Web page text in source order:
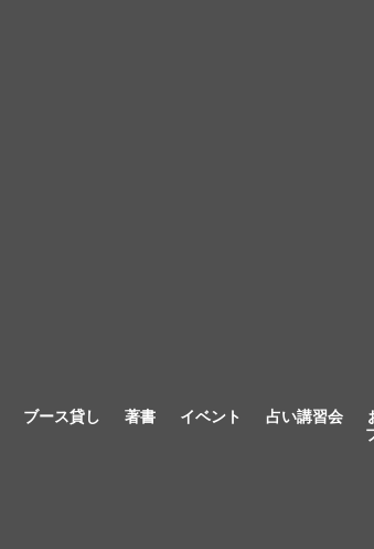
ブース貸し 著書 イベント 占い講習会